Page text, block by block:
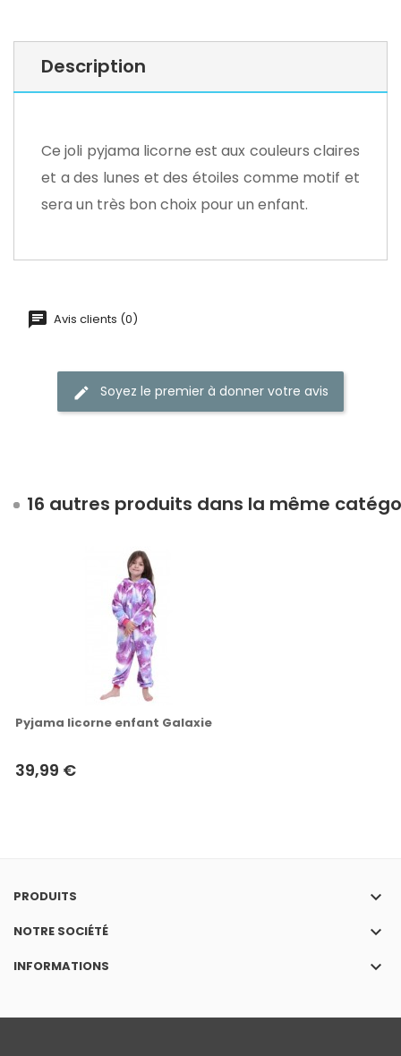
Description
Ce joli pyjama licorne est aux couleurs claires
et a des lunes et des étoiles comme motif et
sera un très bon choix pour un enfant.
Avis clients (0)
Soyez le premier à donner votre avis
16 autres produits dans la même
Pyjama licorne enfant Galaxie
39,99 €
PRODUITS keyboard_arrow_down
NOTRE SOCIÉTÉ keyboard_arrow_down
INFORMATIONS keyboard_arrow_down